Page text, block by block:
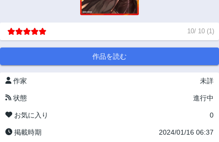
10/ 10 (1)
作品を読む
作家 未詳
状態 進行中
お気に入り 0
掲載時期 2024/01/16 06:37